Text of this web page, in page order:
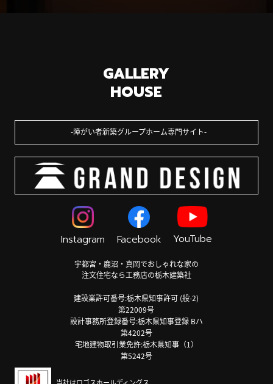
GALLERY
HOUSE
障がい者新築グループホーム専門サイト
Instagram Facebook YouTube
宇都宮・鹿沼・真岡でおしゃれな家の
注文住宅なら工務店の栃木建築社
建設業許可番号:栃木県知事許可 (般-2)
第22009号
設計事務所登録番号:栃木県知事登録 Bハ
第4202号
宅地建物取引業免許:栃木県知事（1）
第5242号